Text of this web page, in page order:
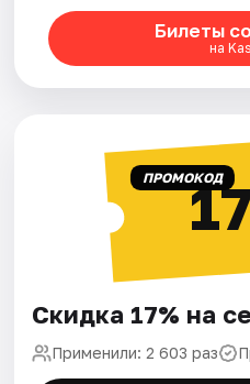
Билеты
на
ПРОМОКОД
Скидка 17% на
Применили: 2 603 раз